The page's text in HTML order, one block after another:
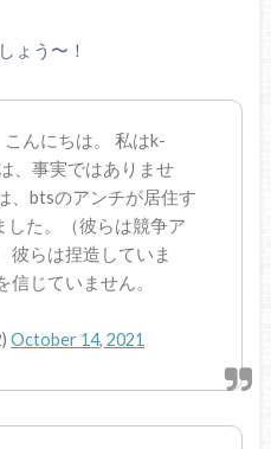
ょう〜！
んにちは。 私はk-
、事実ではありませ
、btsのアンチが居住す
した。（彼らは競争ア
彼らは捏造していま
信じていません。
October 14, 2021